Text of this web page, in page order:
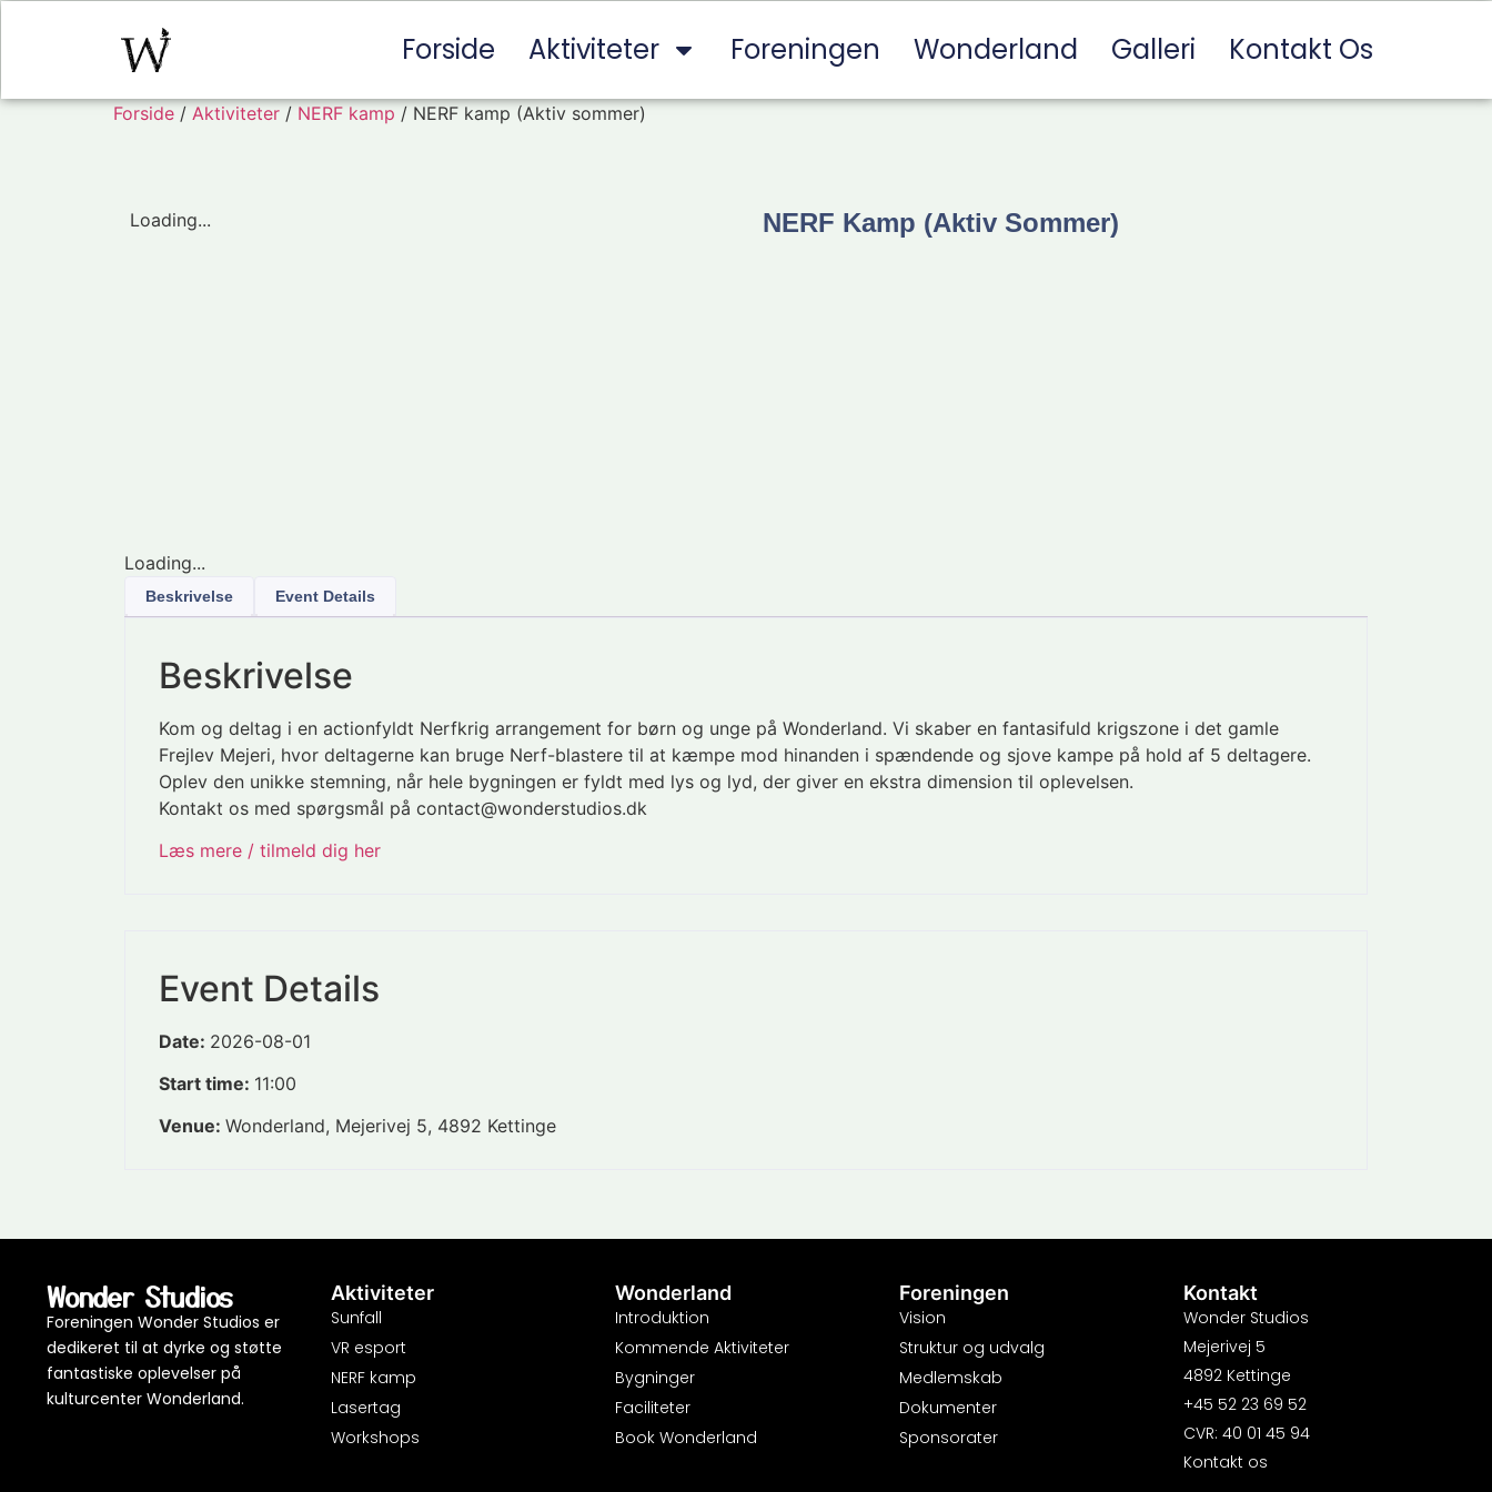
Forside Aktiviteter Foreningen Wonderland Galleri Kontakt Os
Forside / Aktiviteter / NERF kamp / NERF kamp (Aktiv sommer)
Loading... NERF Kamp (Aktiv Sommer)
Loading...
Beskrivelse Event Details
Beskrivelse
Kom og deltag i en actionfyldt Nerfkrig arrangement for børn og unge på Wonderland. Vi skaber en fantasifuld krigszone i det gamle
Frejlev Mejeri, hvor deltagerne kan bruge Nerf-blastere til at kæmpe mod hinanden i spændende og sjove kampe på hold af 5 deltagere.
Oplev den unikke stemning, når hele bygningen er fyldt med lys og lyd, der giver en ekstra dimension til oplevelsen.
Kontakt os med spørgsmål på contact@wonderstudios.dk
Læs mere / tilmeld dig her
Event Details
Date: 2026-08-01
Start time: 11:00
Venue: Wonderland, Mejerivej 5, 4892 Kettinge
Wonder Studios
Foreningen Wonder Studios er
dedikeret til at dyrke og støtte
fantastiske oplevelser på
kulturcenter Wonderland.
Aktiviteter
Sunfall
VR esport
NERF kamp
Lasertag
Workshops
Wonderland
Introduktion
Kommende Aktiviteter
Bygninger
Faciliteter
Book Wonderland
Foreningen
Vision
Struktur og udvalg
Medlemskab
Dokumenter
Sponsorater
Kontakt
Wonder Studios
Mejerivej 5
4892 Kettinge
+45 52 23 69 52
CVR: 40 01 45 94
Kontakt os